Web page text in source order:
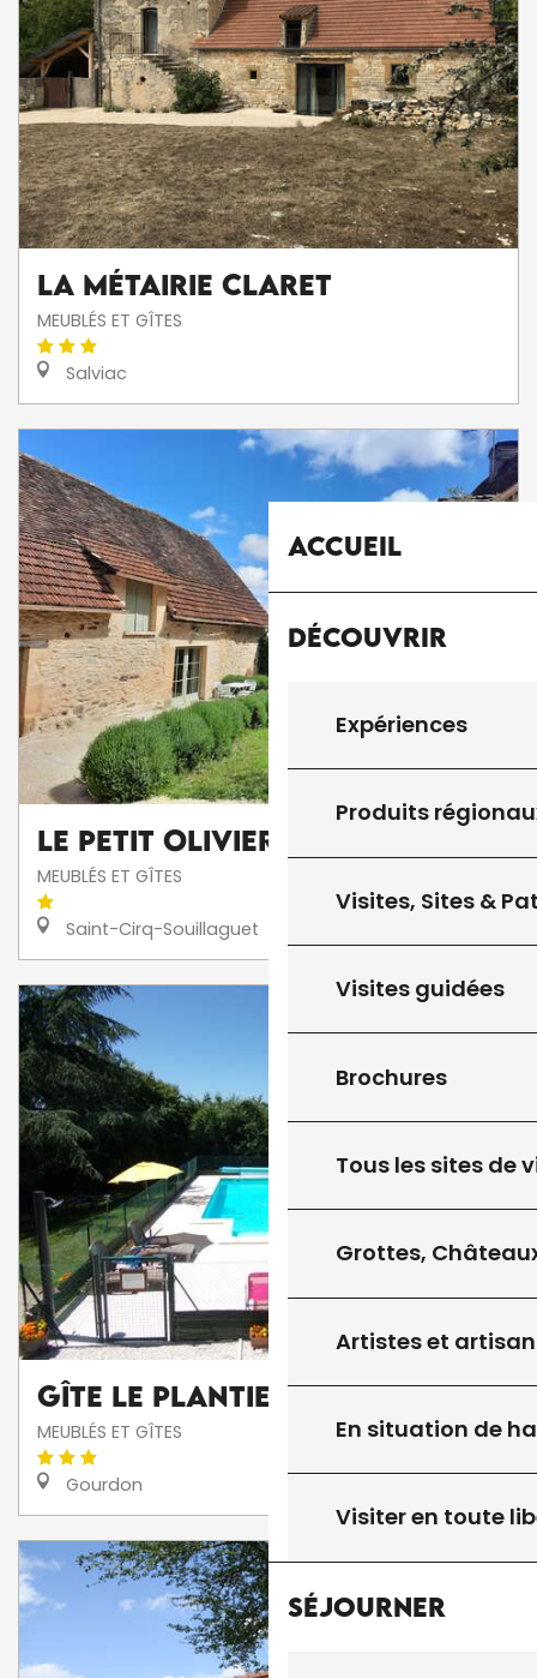
Accueil
Découvrir
Expériences
Produits
Visites, Sites &
Visites guidées
Brochures
Tous les sites de
Grottes,
Artistes et
En situation de
Visiter en toute
Séjourner
La Métairie Claret
MEUBLÉS ET GÎTES
Salviac
Le Petit Olivier
MEUBLÉS ET GÎTES
Saint-Cirq-Souillaguet
Gîte Le Plantier
MEUBLÉS ET GÎTES
Gourdon